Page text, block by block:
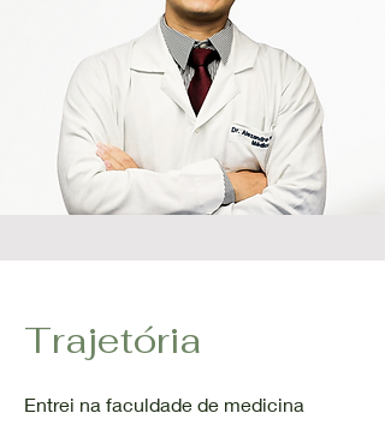
Trajetória
Entrei na faculdade de medicina